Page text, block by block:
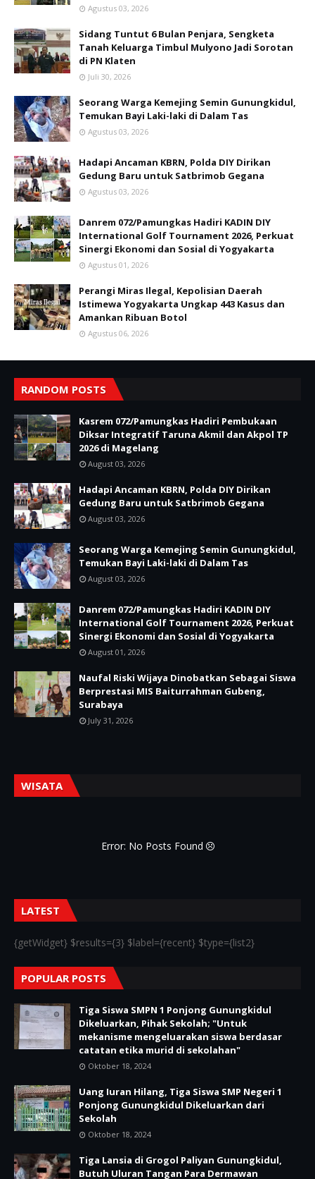
Agustus 03, 2026
Sidang Tuntut 6 Bulan Penjara, Sengketa
Tanah Keluarga Timbul Mulyono Jadi Sorotan
di PN Klaten
Juli 30, 2026
Seorang Warga Kemejing Semin Gunungkidul,
Temukan Bayi Laki-laki di Dalam Tas
Agustus 03, 2026
Hadapi Ancaman KBRN, Polda DIY Dirikan
Gedung Baru untuk Satbrimob Gegana
Agustus 03, 2026
Danrem 072/Pamungkas Hadiri KADIN DIY
International Golf Tournament 2026, Perkuat
Sinergi Ekonomi dan Sosial di Yogyakarta
Agustus 01, 2026
Perangi Miras Ilegal, Kepolisian Daerah
Istimewa Yogyakarta Ungkap 443 Kasus dan
Amankan Ribuan Botol
Agustus 06, 2026
RANDOM POSTS
Kasrem 072/Pamungkas Hadiri Pembukaan
Diksar Integratif Taruna Akmil dan Akpol TP
2026 di Magelang
August 03, 2026
Hadapi Ancaman KBRN, Polda DIY Dirikan
Gedung Baru untuk Satbrimob Gegana
August 03, 2026
Seorang Warga Kemejing Semin Gunungkidul,
Temukan Bayi Laki-laki di Dalam Tas
August 03, 2026
Danrem 072/Pamungkas Hadiri KADIN DIY
International Golf Tournament 2026, Perkuat
Sinergi Ekonomi dan Sosial di Yogyakarta
August 01, 2026
Naufal Riski Wijaya Dinobatkan Sebagai Siswa
Berprestasi MIS Baiturrahman Gubeng,
Surabaya
July 31, 2026
WISATA
Error: No Posts Found
LATEST
{getWidget} $results={3} $label={recent} $type={list2}
POPULAR POSTS
Tiga Siswa SMPN 1 Ponjong Gunungkidul
Dikeluarkan, Pihak Sekolah; "Untuk
mekanisme mengeluarakan siswa berdasar
catatan etika murid di sekolahan"
Oktober 18, 2024
Uang Iuran Hilang, Tiga Siswa SMP Negeri 1
Ponjong Gunungkidul Dikeluarkan dari
Sekolah
Oktober 18, 2024
Tiga Lansia di Grogol Paliyan Gunungkidul,
Butuh Uluran Tangan Para Dermawan